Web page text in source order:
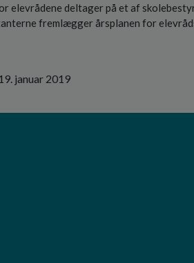
elevrådene deltager på et af
fremlægger årsplanen for
januar 2019